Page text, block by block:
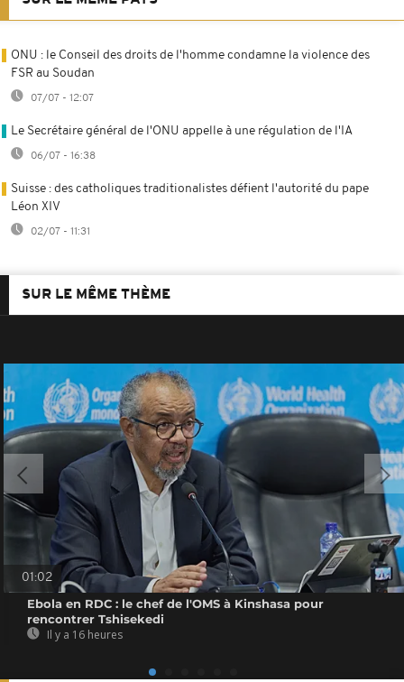
ONU : le Conseil des droits de l'homme condamne la violence des
FSR au Soudan
07/07 - 12:07
Le Secrétaire général de l'ONU appelle à une régulation de l'IA
06/07 - 16:38
Suisse : des catholiques traditionalistes défient l'autorité du pape
Léon XIV
02/07 - 11:31
SUR LE MÊME THÈME
01:02
Ebola en RDC : le chef de l'OMS à Kinshasa pour
rencontrer Tshisekedi
Il y a 16 heures